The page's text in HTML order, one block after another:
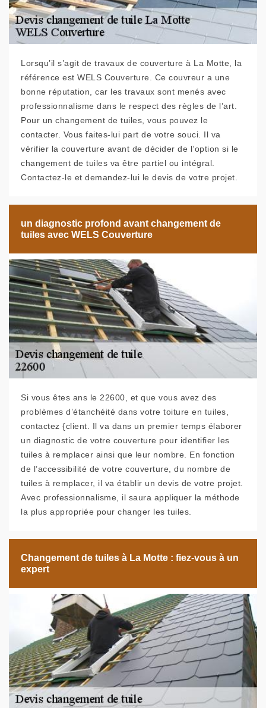
Lorsqu’il s’agit de travaux de couverture à La Motte, la
référence est WELS Couverture. Ce couvreur a une
bonne réputation, car les travaux sont menés avec
professionnalisme dans le respect des règles de l’art.
Pour un changement de tuiles, vous pouvez le
contacter. Vous faites-lui part de votre souci. Il va
vérifier la couverture avant de décider de l’option si le
changement de tuiles va être partiel ou intégral.
Contactez-le et demandez-lui le devis de votre projet.
un diagnostic profond avant changement de
tuiles avec WELS Couverture
Si vous êtes ans le 22600, et que vous avez des
problèmes d’étanchéité dans votre toiture en tuiles,
contactez {client. Il va dans un premier temps élaborer
un diagnostic de votre couverture pour identifier les
tuiles à remplacer ainsi que leur nombre. En fonction
de l’accessibilité de votre couverture, du nombre de
tuiles à remplacer, il va établir un devis de votre projet.
Avec professionnalisme, il saura appliquer la méthode
la plus appropriée pour changer les tuiles.
Changement de tuiles à La Motte : fiez-vous à un
expert